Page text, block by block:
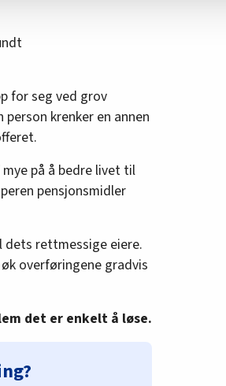
for seg ved grov
krenker en annen
på å bedre livet til
pensjonsmidler
rettmessige eiere.
overføringene gradvis
det er enkelt å løse.